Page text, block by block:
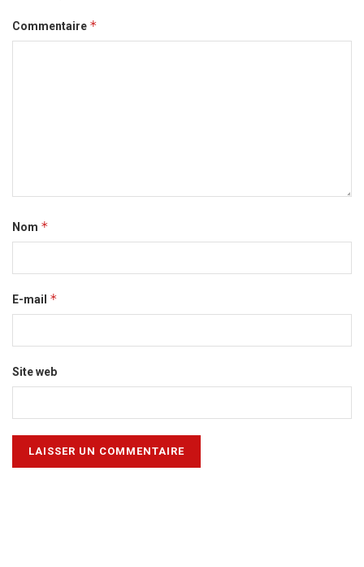
Commentaire *
Nom *
E-mail *
Site web